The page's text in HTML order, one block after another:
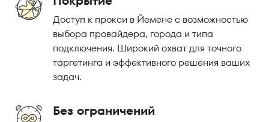
Доступ к прокси в Йемене с возможностью
выбора провайдера, города и типа
подключения. Широкий охват для точного
таргетинга и эффективного решения ваших
задач.
Без ограничений